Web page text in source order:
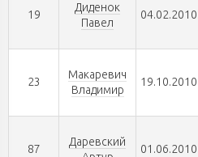
19
Диденок
Павел
04.02.2010
23
Макаревич
Владимир
19.10.2010
87
Даревский
01.06.2010